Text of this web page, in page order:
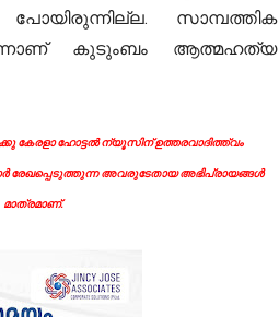
സാമ്പത്തിക
കുടുംബം ആത്മഹത്യ
കേരളാ ഹോട്ടൽ ന്യൂസിന് ഉത്തരവാദിത്ത്വം
രേഖപ്പെടുത്തുന്ന അവരുടേതായ അഭിപ്രായങ്ങൾ
മാത്രമാണ്.